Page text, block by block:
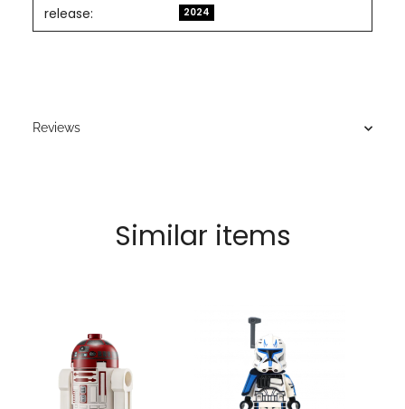
release: 2024
Reviews
Similar items